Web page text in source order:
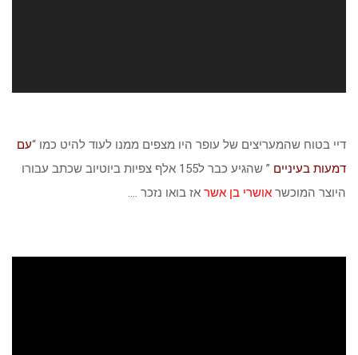
דיי בטוח שהמעריצים של עופר היו מצפים ממנו לעוד להיט כמו “עם
דמעות בעיניים
” שהגיע כבר ל155 אלף צפיות ביוטיוב שכתב עבורו
היוצר המוכשר אושרי בן אשר אז בואו נזכר ….